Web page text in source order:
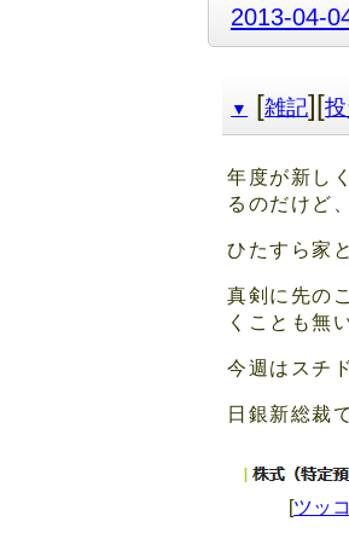
2013-04-
▼ [雑記][
年度が新し
るのだけど
ひたすら家
真剣に先の
くことも無
今週はスチ
日銀新総裁
[ツッ